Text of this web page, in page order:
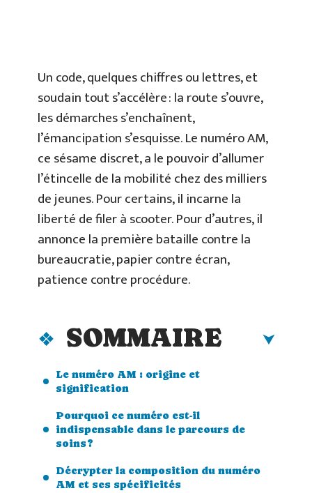
Un code, quelques chiffres ou lettres, et
soudain tout s’accélère : la route s’ouvre,
les démarches s’enchaînent,
l’émancipation s’esquisse. Le numéro AM,
ce sésame discret, a le pouvoir d’allumer
l’étincelle de la mobilité chez des milliers
de jeunes. Pour certains, il incarne la
liberté de filer à scooter. Pour d’autres, il
annonce la première bataille contre la
bureaucratie, papier contre écran,
patience contre procédure.
SOMMAIRE
Le numéro AM : origine et
signification
Pourquoi ce numéro est-il
indispensable dans le parcours de
soins ?
Décrypter la composition du numéro
AM et ses spécificités